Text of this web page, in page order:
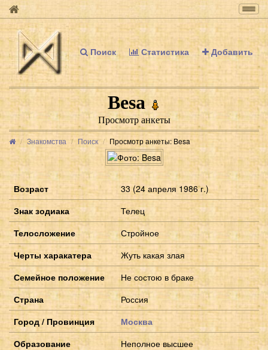
Поиск Статистика Добавить
Besa
Просмотр анкеты
Знакомства Поиск Просмотр анкеты: Besa
Возраст
33 (24 апреля 1986 г.)
Знак зодиака
Телец
Телосложение
Стройное
Черты харакатера
Жуть какая злая
Семейное положение
Не состою в браке
Страна
Россия
Город / Провинция
Москва
Образование
Неполное высшее